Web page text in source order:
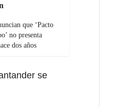
que ‘Pacto
no presenta
dos años
se